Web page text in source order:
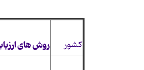
کشور روش های